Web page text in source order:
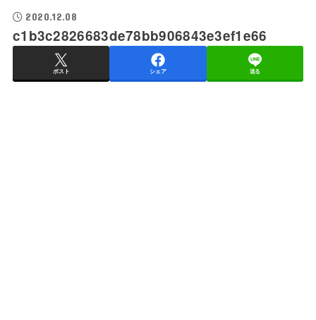
2020.12.08
c1b3c2826683de78bb906843e3ef1e66
ポスト シェア 送る